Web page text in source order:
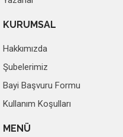
KURUMSAL
Hakkımızda
Şubelerimiz
Bayi Başvuru Formu
Kullanım Koşulları
MENÜ